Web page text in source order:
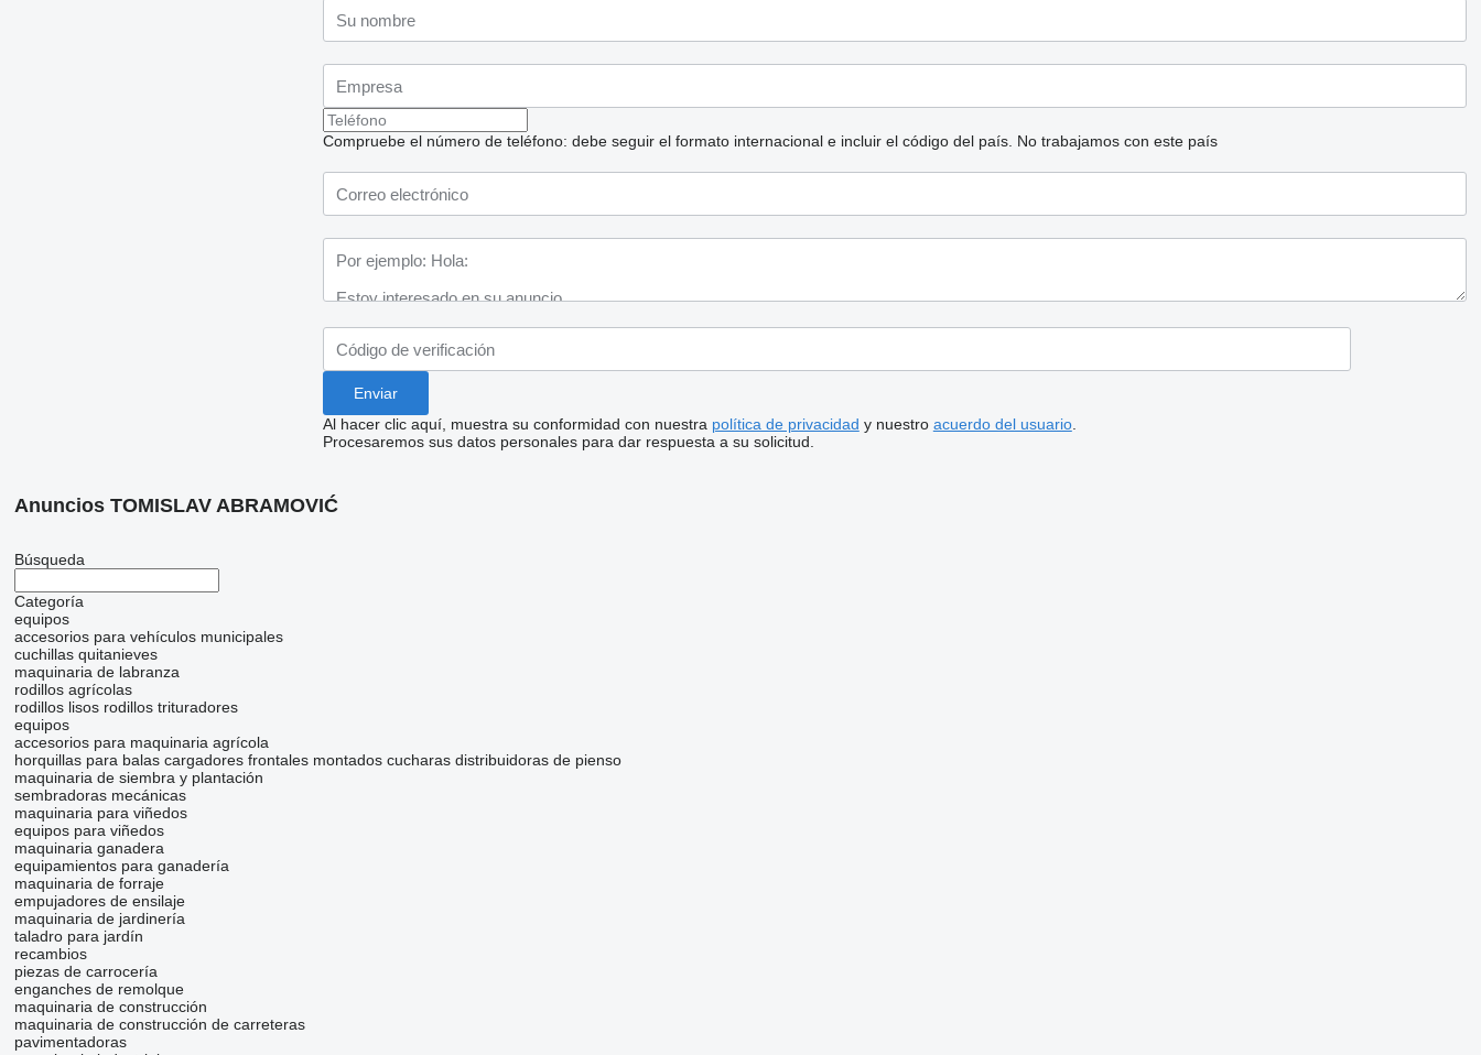
Compruebe el número de teléfono: debe seguir el formato internacional e incluir el código del país. No trabajamos con este país
Al hacer clic aquí, muestra su conformidad con nuestra política de privacidad y nuestro acuerdo del usuario.
Procesaremos sus datos personales para dar respuesta a su solicitud.
Anuncios TOMISLAV ABRAMOVIĆ
Búsqueda
Categoría
equipos
accesorios para vehículos municipales
cuchillas quitanieves
maquinaria de labranza
rodillos agrícolas
rodillos lisos rodillos trituradores
equipos
accesorios para maquinaria agrícola
horquillas para balas cargadores frontales montados cucharas distribuidoras de pienso
maquinaria de siembra y plantación
sembradoras mecánicas
maquinaria para viñedos
equipos para viñedos
maquinaria ganadera
equipamientos para ganadería
maquinaria de forraje
empujadores de ensilaje
maquinaria de jardinería
taladro para jardín
recambios
piezas de carrocería
enganches de remolque
maquinaria de construcción
maquinaria de construcción de carreteras
pavimentadoras